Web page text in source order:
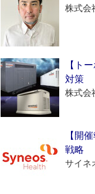
株式会
【ト
対策
株式会
【開
戦略
サイネ